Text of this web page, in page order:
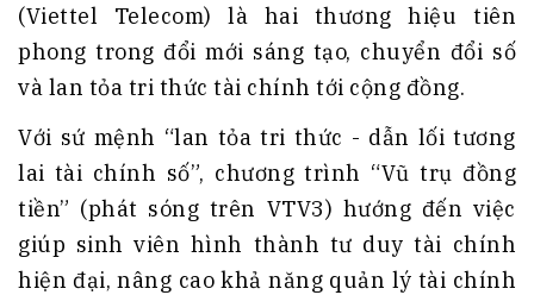
(Viettel Telecom) là hai thương hiệu tiên
phong trong đổi mới sáng tạo, chuyển đổi số
và lan tỏa tri thức tài chính tới cộng đồng.
Với sứ mệnh “lan tỏa tri thức - dẫn lối tương
lai tài chính số”, chương trình “Vũ trụ đồng
tiền” (phát sóng trên VTV3) hướng đến việc
giúp sinh viên hình thành tư duy tài chính
hiện đại, nâng cao khả năng quản lý tài chính